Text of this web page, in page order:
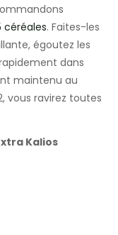
céréales. Faites-les
égoutez les
dans
maintenu au
vous ravirez toutes
Kalios